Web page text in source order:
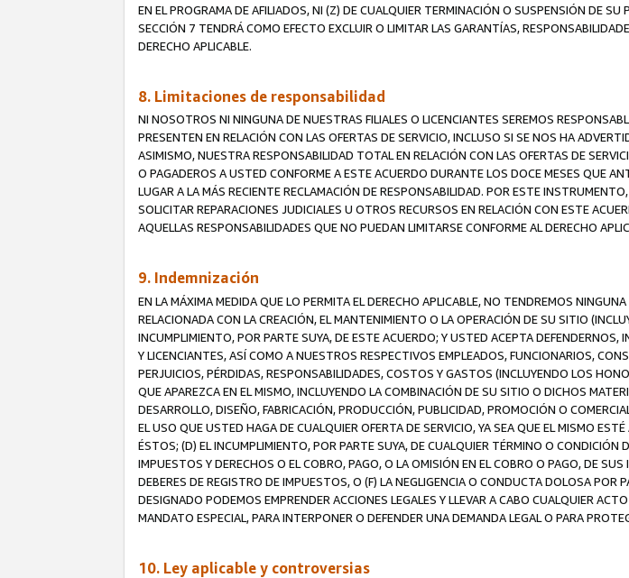
EN EL PROGRAMA DE AFILIADOS, NI (Z) DE CUALQUIER TERMINACIÓN O SUSPENSIÓN DE
SECCIÓN 7 TENDRÁ COMO EFECTO EXCLUIR O LIMITAR LAS GARANTÍAS,
DERECHO APLICABLE.
8. Limitaciones de responsabilidad
NI NOSOTROS NI NINGUNA DE NUESTRAS FILIALES O LICENCIANTES SEREMOS
PRESENTEN EN RELACIÓN CON LAS OFERTAS DE SERVICIO, INCLUSO SI SE NOS HA
ASIMISMO, NUESTRA RESPONSABILIDAD TOTAL EN RELACIÓN CON LAS OFERTAS DE
O PAGADEROS A USTED CONFORME A ESTE ACUERDO DURANTE LOS DOCE MESES QUE
LUGAR A LA MÁS RECIENTE RECLAMACIÓN DE RESPONSABILIDAD. POR ESTE
SOLICITAR REPARACIONES JUDICIALES U OTROS RECURSOS EN RELACIÓN CON ESTE
AQUELLAS RESPONSABILIDADES QUE NO PUEDAN LIMITARSE CONFORME AL DERECHO
9. Indemnización
EN LA MÁXIMA MEDIDA QUE LO PERMITA EL DERECHO APLICABLE, NO TENDREMOS
RELACIONADA CON LA CREACIÓN, EL MANTENIMIENTO O LA OPERACIÓN DE SU SITIO
INCUMPLIMIENTO, POR PARTE SUYA, DE ESTE ACUERDO; Y USTED ACEPTA
Y LICENCIANTES, ASÍ COMO A NUESTROS RESPECTIVOS EMPLEADOS, FUNCIONARIOS,
PERJUICIOS, PÉRDIDAS, RESPONSABILIDADES, COSTOS Y GASTOS (INCLUYENDO LOS
QUE APAREZCA EN EL MISMO, INCLUYENDO LA COMBINACIÓN DE SU SITIO O DICHOS
DESARROLLO, DISEÑO, FABRICACIÓN, PRODUCCIÓN, PUBLICIDAD, PROMOCIÓN O
EL USO QUE USTED HAGA DE CUALQUIER OFERTA DE SERVICIO, YA SEA QUE EL MISMO
ÉSTOS; (D) EL INCUMPLIMIENTO, POR PARTE SUYA, DE CUALQUIER TÉRMINO O
IMPUESTOS Y DERECHOS O EL COBRO, PAGO, O LA OMISIÓN EN EL COBRO O PAGO, DE
DEBERES DE REGISTRO DE IMPUESTOS, O (F) LA NEGLIGENCIA O CONDUCTA DOLOSA
DESIGNADO PODEMOS EMPRENDER ACCIONES LEGALES Y LLEVAR A CABO CUALQUIER
MANDATO ESPECIAL, PARA INTERPONER O DEFENDER UNA DEMANDA LEGAL O PARA
10. Ley aplicable y controversias